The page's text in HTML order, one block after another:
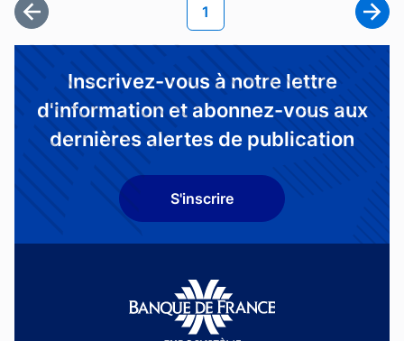
Première page
Page courante
1
Inscrivez-vous à notre lettre
d'information et abonnez-vous aux
dernières alertes de publication
S'inscrire